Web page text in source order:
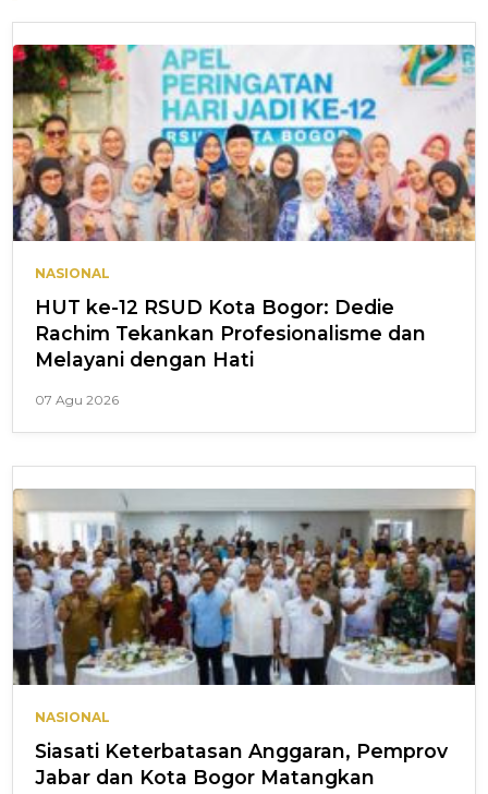
NASIONAL
HUT ke-12 RSUD Kota Bogor: Dedie
Rachim Tekankan Profesionalisme dan
Melayani dengan Hati
07 Agu 2026
NASIONAL
Siasati Keterbatasan Anggaran, Pemprov
Jabar dan Kota Bogor Matangkan